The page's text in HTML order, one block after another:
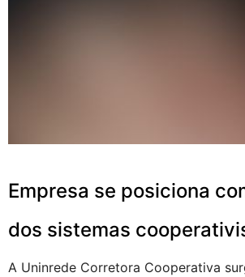
Empresa se posiciona
dos sistemas
A Uninrede Corretora Cooperativa